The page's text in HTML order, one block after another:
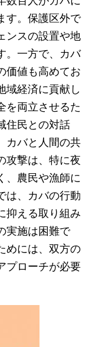
す。保護区外で
ンスの設置や地
。一方で、カバ
価値も高めてお
域経済に貢献し
を両立させるた
住民との対話
カバと人間の共
攻撃は、特に夜
、農民や漁師に
は、カバの行動
抑える取り組み
実施は困難で
めには、双方の
プローチが必要